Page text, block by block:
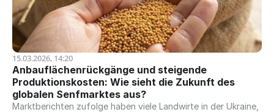
Marktpreise für getrocknete und gefrorene Aprikosen nach
oben treibt.
15.03.2026, 14:20
Anbauflächenrückgänge und steigende
Produktionskosten: Wie sieht die Zukunft des
globalen Senfmarktes aus?
Marktberichten zufolge haben viele Landwirte in der Ukraine,